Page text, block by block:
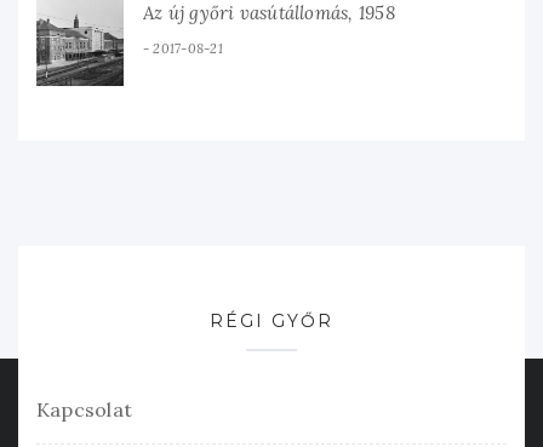
Az új győri vasútállomás, 1958
2017-08-21
RÉGI GYŐR
Kapcsolat